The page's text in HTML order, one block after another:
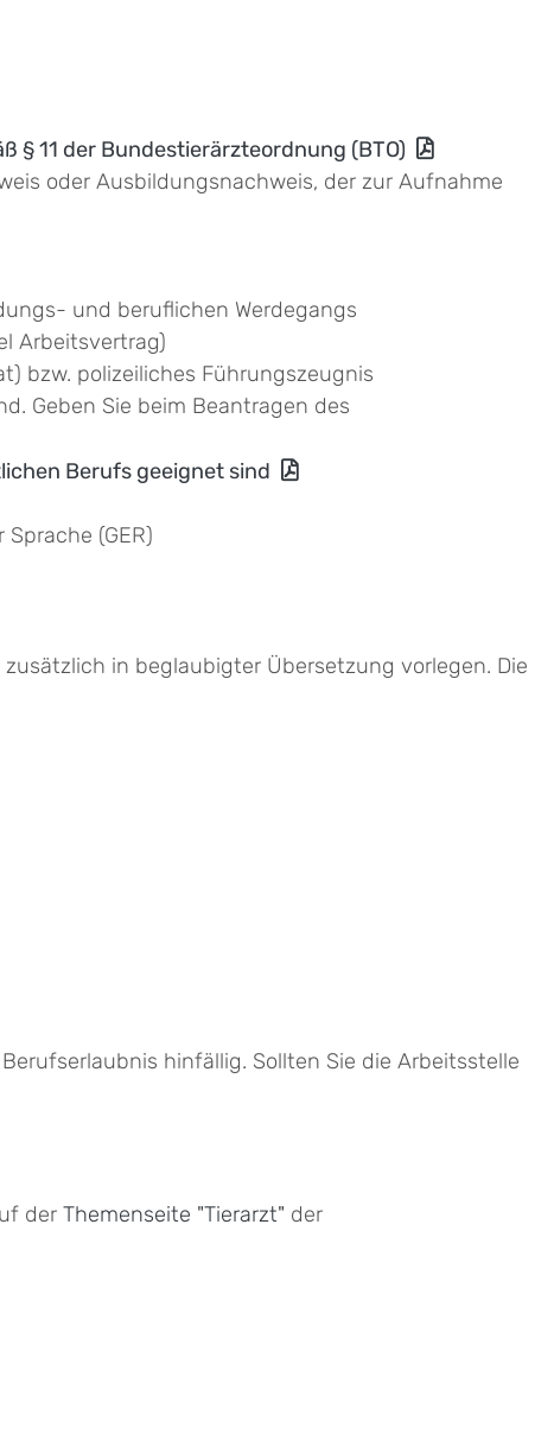
11 der Bundestierärzteordnung (BTO)
oder Ausbildungsnachweis, der zur Aufnahme
und beruflichen Werdegangs
Arbeitsvertrag)
bzw. polizeiliches Führungszeugnis
Geben Sie beim Beantragen des
Berufs geeignet sind
(GER)
in beglaubigter Übersetzung vorlegen. Die
hinfällig. Sollten Sie die Arbeitsstelle
der Themenseite "Tierarzt" der